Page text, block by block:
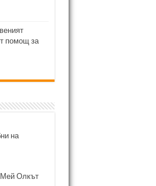
помощ за
на
Мей Олкът